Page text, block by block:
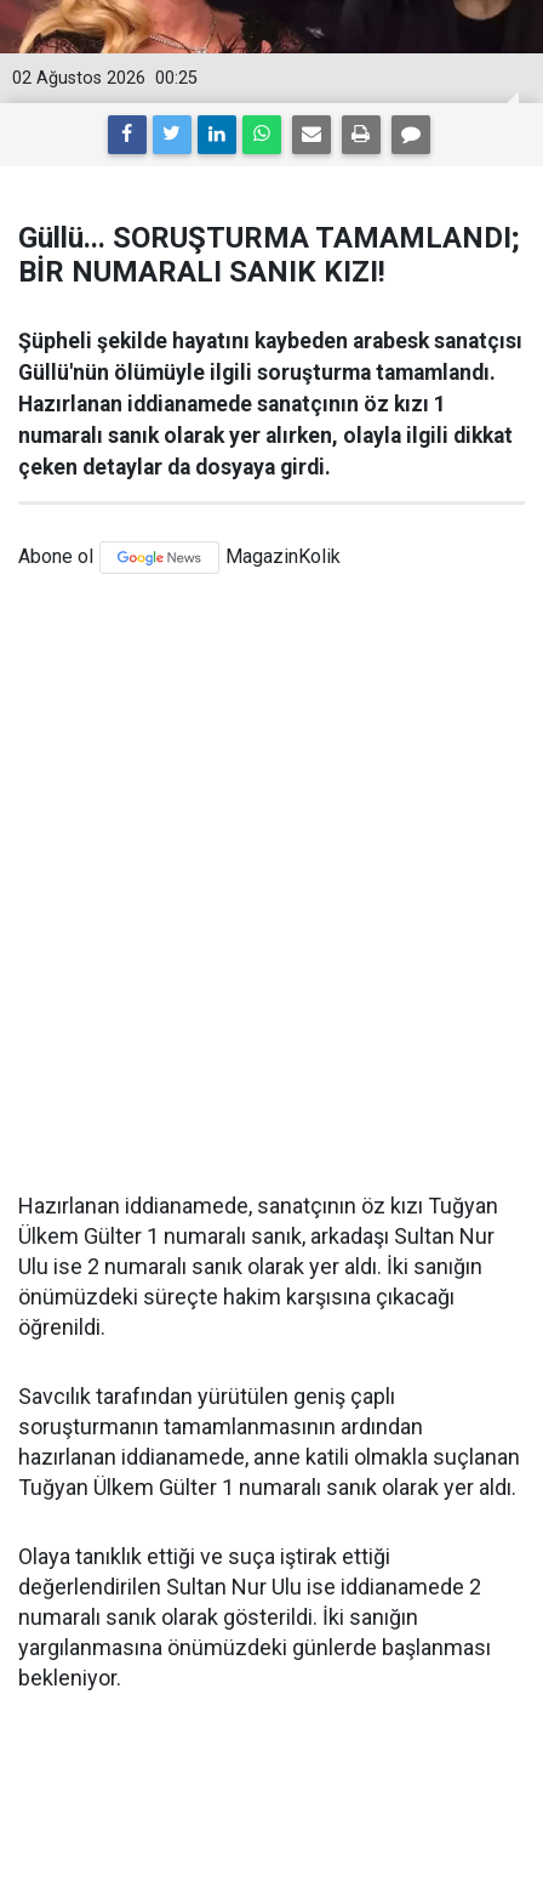
00:25
02 Ağustos 2026
Güllü... SORUŞTURMA TAMAMLANDI;
BİR NUMARALI SANIK KIZI!
Şüpheli şekilde hayatını kaybeden arabesk sanatçısı
Güllü'nün ölümüyle ilgili soruşturma tamamlandı.
Hazırlanan iddianamede sanatçının öz kızı 1
numaralı sanık olarak yer alırken, olayla ilgili dikkat
çeken detaylar da dosyaya girdi.
Abone ol MagazinKolik
Hazırlanan iddianamede, sanatçının öz kızı Tuğyan
Ülkem Gülter 1 numaralı sanık, arkadaşı Sultan Nur
Ulu ise 2 numaralı sanık olarak yer aldı. İki sanığın
önümüzdeki süreçte hakim karşısına çıkacağı
öğrenildi.
Savcılık tarafından yürütülen geniş çaplı
soruşturmanın tamamlanmasının ardından
hazırlanan iddianamede, anne katili olmakla suçlanan
Tuğyan Ülkem Gülter 1 numaralı sanık olarak yer aldı.
Olaya tanıklık ettiği ve suça iştirak ettiği
değerlendirilen Sultan Nur Ulu ise iddianamede 2
numaralı sanık olarak gösterildi. İki sanığın
yargılanmasına önümüzdeki günlerde başlanması
bekleniyor.